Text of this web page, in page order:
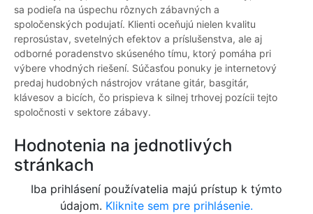
sa podieľa na úspechu rôznych zábavných a
spoločenských podujatí. Klienti oceňujú nielen kvalitu
reprosústav, svetelných efektov a príslušenstva, ale aj
odborné poradenstvo skúseného tímu, ktorý pomáha pri
výbere vhodných riešení. Súčasťou ponuky je internetový
predaj hudobných nástrojov vrátane gitár, basgitár,
klávesov a bicích, čo prispieva k silnej trhovej pozícii tejto
spoločnosti v sektore zábavy.
Hodnotenia na jednotlivých
stránkach
Iba prihlásení používatelia majú prístup k týmto
údajom. Kliknite sem pre prihlásenie.